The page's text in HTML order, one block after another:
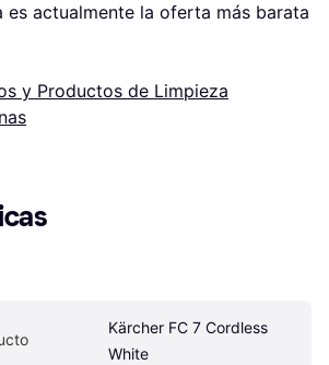
es actualmente la oferta más barata
y Productos de Limpieza
Kärcher FC 7 Cordless
White